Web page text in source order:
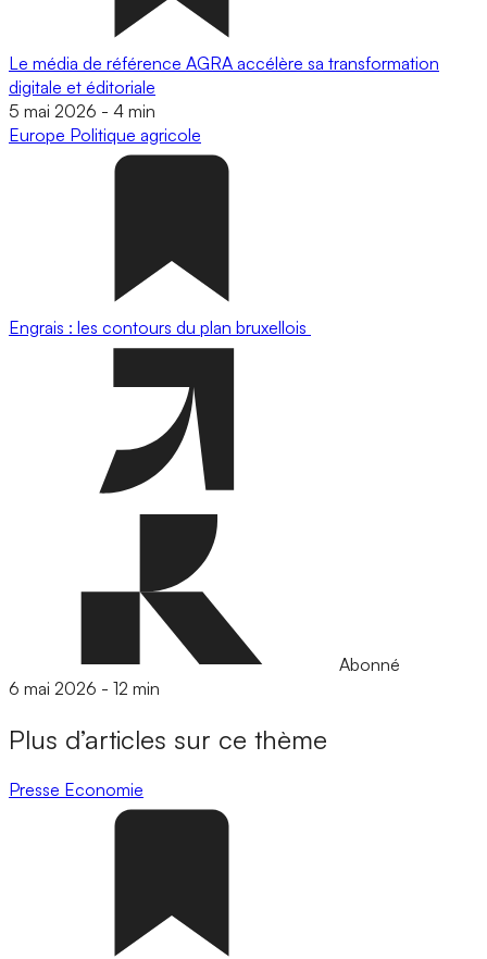
Le média de référence AGRA accélère sa transformation
digitale et éditoriale
5 mai 2026 - 4 min
Europe Politique agricole
Engrais : les contours du plan bruxellois
Abonné
6 mai 2026 - 12 min
Plus d’articles sur ce thème
Presse Economie